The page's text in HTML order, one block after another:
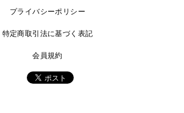
プライバシーポリシー
特定商取引法に基づく表記
会員規約